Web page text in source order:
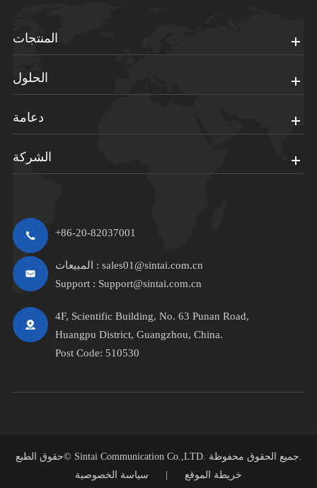
المنتجات
الحلول
دعامة
الشركة
+86-20-82037001
المبيعات : sales01@sintai.com.cn
Support : Support@sintai.com.cn
4F, Scientific Building, No. 63 Punan Road,
Huangpu District, Guangzhou, China.
Post Code: 510530
حقوق الطبع© Sintai Communication Co.,LTD.
خريطة الموقع
سياسة الخصوصية